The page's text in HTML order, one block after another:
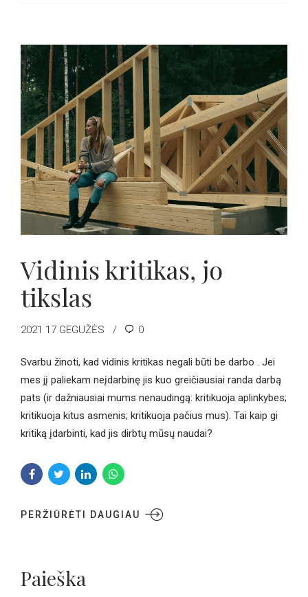
Vidinis kritikas, jo
tikslas
2021 17 GEGUŽĖS 0
Svarbu žinoti, kad vidinis kritikas negali būti be darbo . Jei
mes jį paliekam neįdarbinę jis kuo greičiausiai randa darbą
pats (ir dažniausiai mums nenaudingą: kritikuoja aplinkybes;
kritikuoja kitus asmenis; kritikuoja pačius mus). Tai kaip gi
kritiką įdarbinti, kad jis dirbtų mūsų naudai?
PERŽIŪRĖTI DAUGIAU
Paieška